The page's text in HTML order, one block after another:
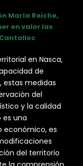
María Reiche,
en valor las
en Nasca,
de
estas medidas
del
y la calidad
es una
económico, es
del territorio